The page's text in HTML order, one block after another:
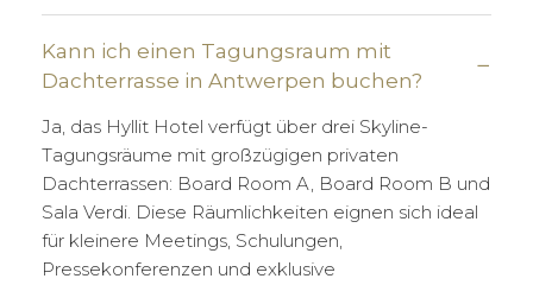
Kann ich einen Tagungsraum mit
Dachterrasse in Antwerpen buchen?
Ja, das Hyllit Hotel verfügt über drei Skyline-
Tagungsräume mit großzügigen privaten
Dachterrassen: Board Room A, Board Room B und
Sala Verdi. Diese Räumlichkeiten eignen sich ideal
für kleinere Meetings, Schulungen,
Pressekonferenzen und exklusive